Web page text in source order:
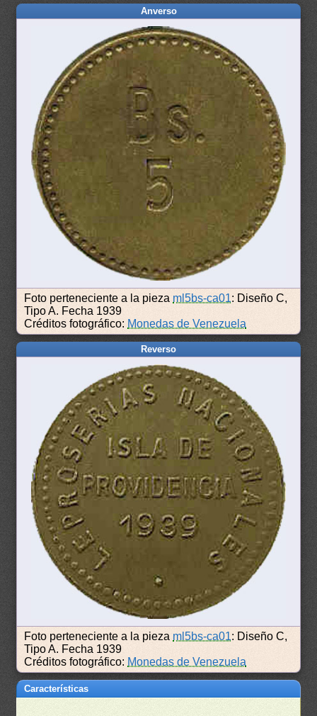
Anverso
Foto perteneciente a la pieza ml5bs-ca01: Diseño C,
Tipo A. Fecha 1939
Créditos fotográfico: Monedas de Venezuela
Reverso
Foto perteneciente a la pieza ml5bs-ca01: Diseño C,
Tipo A. Fecha 1939
Créditos fotográfico: Monedas de Venezuela
Características